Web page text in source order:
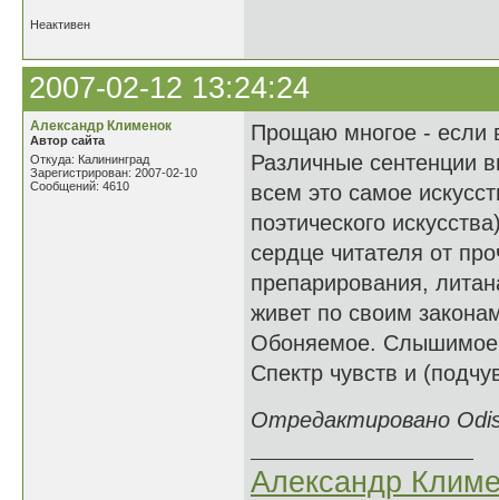
Неактивен
2007-02-12 13:24:24
Александр Клименок
Автор сайта
Откуда: Калининград
Зарегистрирован: 2007-02-10
Сообщений: 4610
Прощаю многое - если
Различные сентенции
всем это самое
поэтического
сердце читателя от
препарирования,
живет по своим
Обоняемое. Слышимое.
Спектр чувств и
Отредактировано
Александр